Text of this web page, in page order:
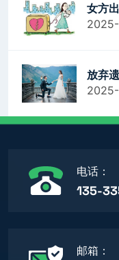
女方
放弃
电话：
135-
邮箱：